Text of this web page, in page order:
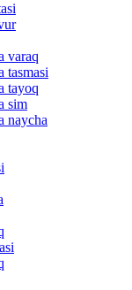
varaq
tasmasi
tayoq
sim
naycha